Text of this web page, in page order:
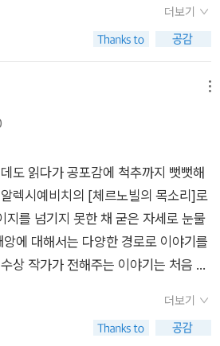
체를 붕괴시킨 기술적 재앙의 이야기다.
지난 후 세계 초강국은 와해되었다.
산시킨 소련 정부에 대항해 언론과 국
노스트)’을 태동시켰고, 대중 조직과
의 독립을 일으켰다. 글라스노스트의
소련의 해체가 전적으로 체르노빌 사고
, 상호 연계된 이 과정에서 체르노빌이
폐쇄하고 손상
년에 두 번의 석관을 씌우면서 사고
. 하지만 체르노빌 사고 후 2011년 3
생한 사고는 예측할 수 없는 핵재앙의
음을 보여주었다. 서두에 언급했던 2
체르노빌 원전의 핵분열 반응은 인류
못하고 있다는 것을 방증한다. 체르
를 즐기는 10여명의 낚시꾼들은 핵발전
각성을 모르고 있었다. 그들뿐만이 아
호 원전의 폭발을 인정하지 않았다. 원
들의 사고를 마비시켰다. 현실을 직시
인정하지 못하는 어리석음이 작동했
불쌍한 인간들이 체르노빌에만 있
실을 제대로 파악하지 못한 첫번째 사
은 아니었다.'(130쪽) 우리 주변에도
이 있다. 두번의 전 지구적 재앙을 겪
다는 신화를 믿고, 원전업계를 살리기
는 없다고 생각하는 사람들이 많다. 심
이익을 위해서 인류의 안전을 헌신짝 취
살아야하는 현실을 인정할 수 밖에 없
반적인 이야기, 특히 그곳의 생태환경
한 글이려니 짐작하고 있었는데 뜻밖
니라 말 그대로 체르노빌 원전과 관련
만 글을 읽어가다보면 원자력의 폭발
대해 저절로 생각하게 되어버린
단순히 기계 결함이라거나 관리 체계
리한 가동 요구, 일부 과학자들이기는
맹신도 체르노빌 원전 사고에 대해 일정
있을것이다. 사회주의 체제 하에서 체
든 진실이 완전히 공개된 것은 아니지
여 사고 당시의 상황을 전해주고 있는
제가 강력한 시대라 하더라도 원자력
없었는지 이해가 되지 않는 부분들이
더보기
도 읽다가 공포감에 척추까지 뻣뻣해
렉시예비치의 [체르노빌의 목소리]로
지를 넘기지 못한 채 굳은 자세로 눈물
에 대해서는 다양한 경로로 이야기를
상 작가가 전해주는 이야기는 처음 접
공포감에 압도당했다. 동시에 인류에
를 사람들에 느끼는 부채의식과 감동
더보기